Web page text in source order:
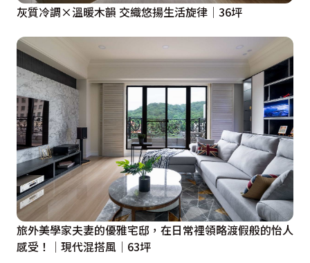
灰質冷調×溫暖木韻 交織悠揚生活旋律│36坪
旅外美學家夫妻的優雅宅邸，在日常裡領略渡假般的怡人
感受！│現代混搭風│63坪